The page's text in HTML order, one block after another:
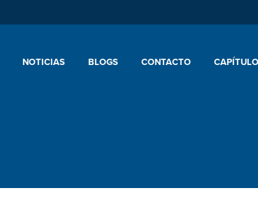
NOTICIAS BLOGS CONTACTO